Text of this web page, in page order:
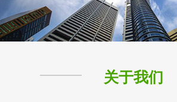
关于我们